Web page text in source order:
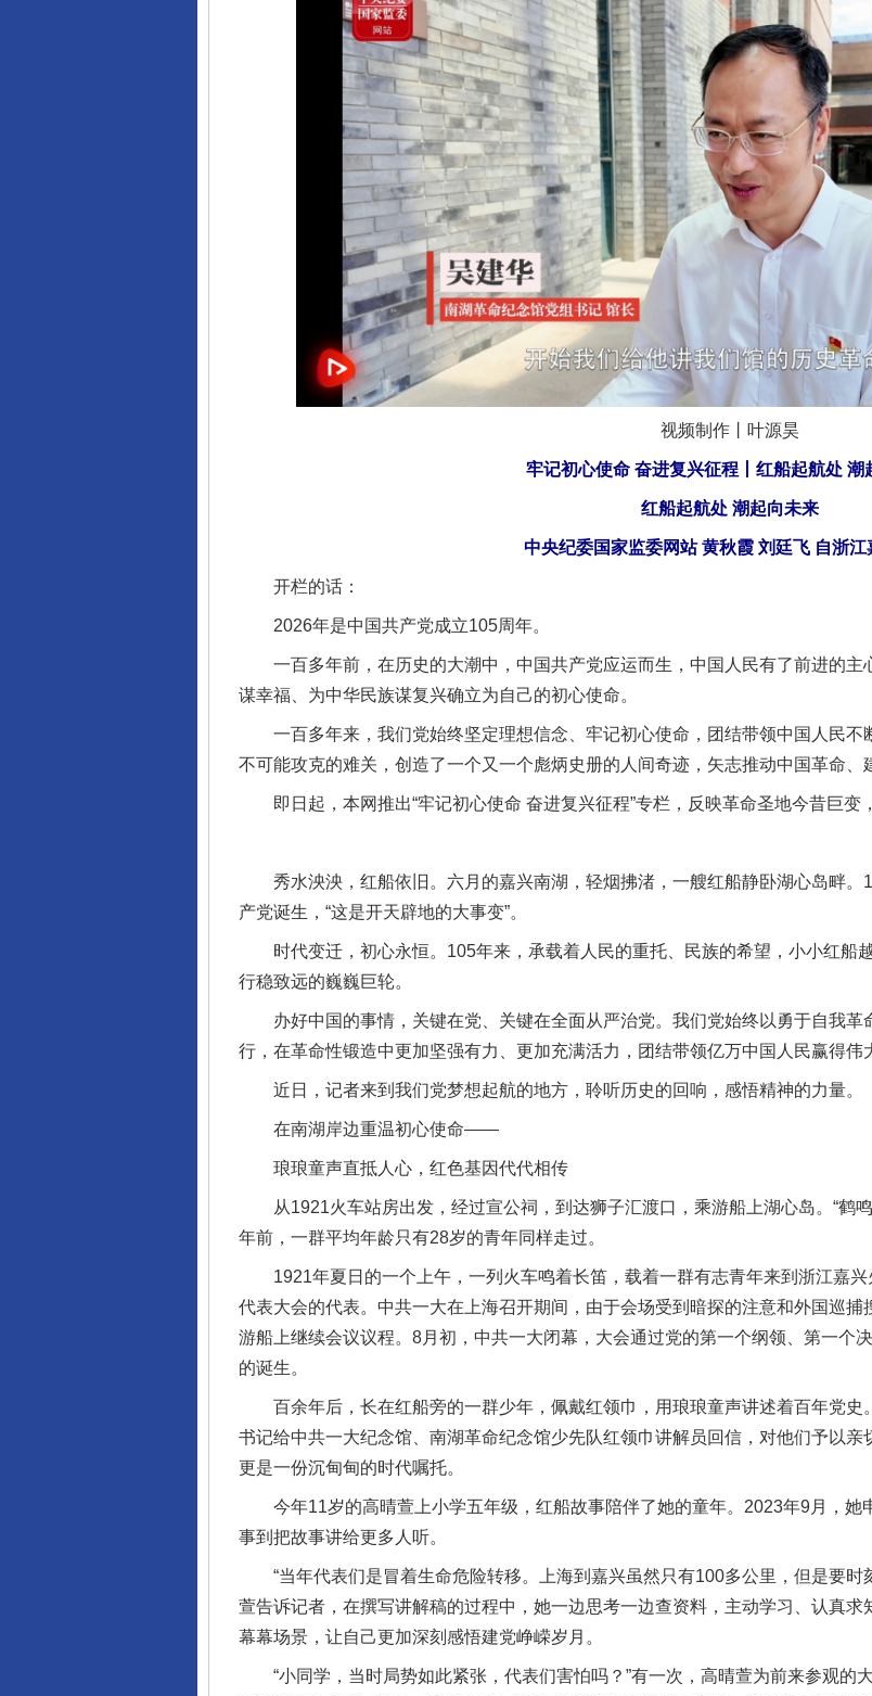
视频制作丨叶源昊
牢记初心使命 奋进复兴征程丨红船起航处 潮
红船起航处 潮起向未来
中央纪委国家监委网站 黄秋霞 刘廷飞 自浙江
开栏的话：
2026年是中国共产党成立105周年。
一百多年前，在历史的大潮中，中国共产党应运而生，中国人民有了前进的主
谋幸福、为中华民族谋复兴确立为自己的初心使命。
一百多年来，我们党始终坚定理想信念、牢记初心使命，团结带领中国人民不
不可能攻克的难关，创造了一个又一个彪炳史册的人间奇迹，矢志推动中国革命、
即日起，本网推出“牢记初心使命 奋进复兴征程”专栏，反映革命圣地今昔巨变
秀水泱泱，红船依旧。六月的嘉兴南湖，轻烟拂渚，一艘红船静卧湖心岛畔。
产党诞生，“这是开天辟地的大事变”。
时代变迁，初心永恒。105年来，承载着人民的重托、民族的希望，小小红船
行稳致远的巍巍巨轮。
办好中国的事情，关键在党、关键在全面从严治党。我们党始终以勇于自我革
行，在革命性锻造中更加坚强有力、更加充满活力，团结带领亿万中国人民赢得伟
近日，记者来到我们党梦想起航的地方，聆听历史的回响，感悟精神的力量。
在南湖岸边重温初心使命——
琅琅童声直抵人心，红色基因代代相传
从1921火车站房出发，经过宣公祠，到达狮子汇渡口，乘游船上湖心岛。“鹤
年前，一群平均年龄只有28岁的青年同样走过。
1921年夏日的一个上午，一列火车鸣着长笛，载着一群有志青年来到浙江嘉兴
代表大会的代表。中共一大在上海召开期间，由于会场受到暗探的注意和外国巡
游船上继续会议议程。8月初，中共一大闭幕，大会通过党的第一个纲领、第一个
的诞生。
百余年后，长在红船旁的一群少年，佩戴红领巾，用琅琅童声讲述着百年党史
书记给中共一大纪念馆、南湖革命纪念馆少先队红领巾讲解员回信，对他们予以亲
更是一份沉甸甸的时代嘱托。
今年11岁的高晴萱上小学五年级，红船故事陪伴了她的童年。2023年9月，她
事到把故事讲给更多人听。
“当年代表们是冒着生命危险转移。上海到嘉兴虽然只有100多公里，但是要
萱告诉记者，在撰写讲解稿的过程中，她一边思考一边查资料，主动学习、认真
幕幕场景，让自己更加深刻感悟建党峥嵘岁月。
“小同学，当时局势如此紧张，代表们害怕吗？”有一次，高晴萱为前来参观的